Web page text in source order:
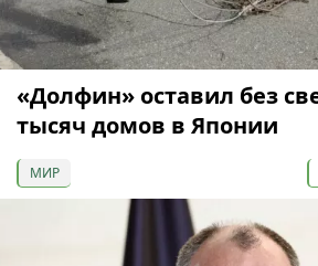
«Долфин» оставил без
тысяч домов в Японии
МИР